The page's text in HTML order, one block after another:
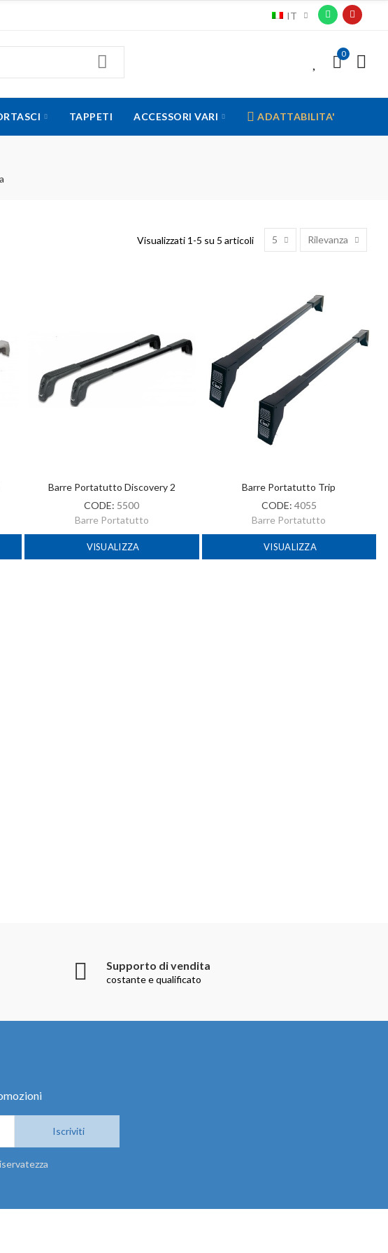
IT
0
TAPPETI ACCESSORI VARI ADATTABILITA'
Visualizzati 1-5 su 5 articoli 5 Rilevanza
Barre Portatutto Discovery 2
CODE: 5500
Barre Portatutto
VISUALIZZA
Barre Portatutto Trip
CODE: 4055
Barre Portatutto
VISUALIZZA
Supporto di vendita
costante e qualificato
Iscriviti